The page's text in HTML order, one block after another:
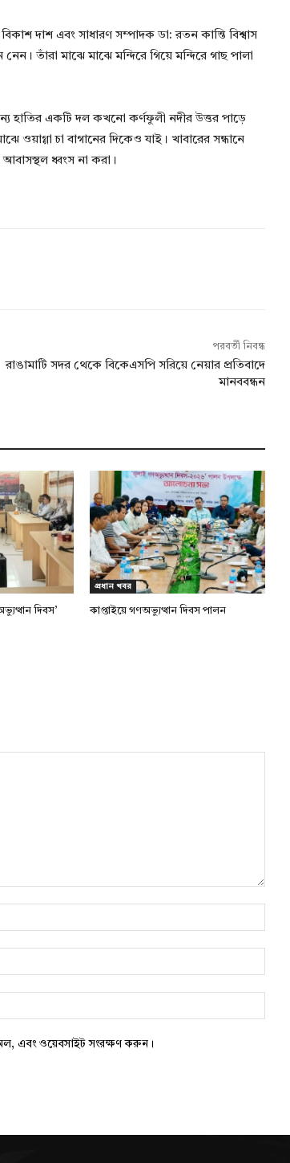
দাশ এবং সাধারণ সম্পাদক ডা: রতন কান্তি বিশ্বাস
তাঁরা মাঝে মাঝে মন্দিরে গিয়ে মন্দিরে গাছ পালা
হাতির একটি দল কখনো কর্ণফুলী নদীর উত্তর পাড়ে
চা বাগানের দিকেও যাই। খাবারের সন্ধানে
ধ্বংস না করা।
পরবর্তী নিবন্ধ
রাঙামাটি সদর থেকে বিকেএসপি সরিয়ে নেয়ার প্রতিবাদে
মানববন্ধন
দিবস’
প্রধান খবর
কাপ্তাইয়ে গণঅভ্যুত্থান দিবস পালন
এবং ওয়েবসাইট সংরক্ষণ করুন।